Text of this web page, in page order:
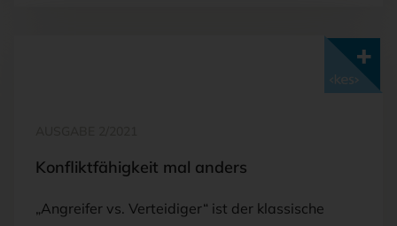
Konfliktfähigkeit mal anders
„Angreifer vs. Verteidiger“ ist der klassische